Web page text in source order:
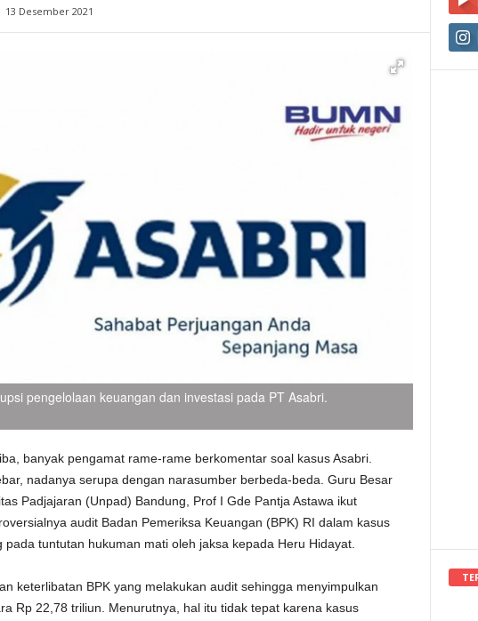
13 Desember 2021
pengelolaan keuangan dan investasi pada PT Asabri.
banyak pengamat rame-rame berkomentar soal kasus Asabri.
nadanya serupa dengan narasumber berbeda-beda. Guru Besar
Padjajaran (Unpad) Bandung, Prof I Gde Pantja Astawa ikut
audit Badan Pemeriksa Keuangan (BPK) RI dalam kasus
tuntutan hukuman mati oleh jaksa kepada Heru Hidayat.
keterlibatan BPK yang melakukan audit sehingga menyimpulkan
Rp 22,78 triliun. Menurutnya, hal itu tidak tepat karena kasus